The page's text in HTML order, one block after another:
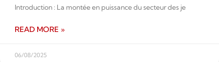
Introduction : La montée en puissance du secteur des je
READ MORE »
06/08/2025